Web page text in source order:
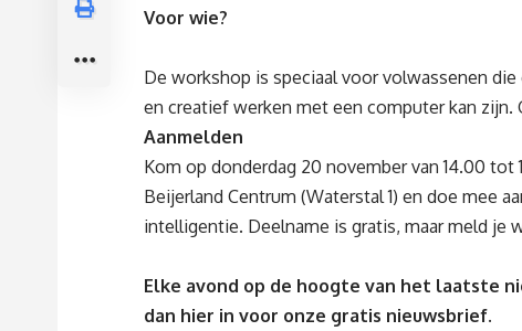
Voor wie?
De workshop is speciaal voor volwassenen
en creatief werken met een computer kan
Aanmelden
Kom op donderdag 20 november van 14.00
Beijerland Centrum (Waterstal 1) en doe mee
intelligentie. Deelname is gratis, maar meld je
Elke avond op de hoogte van het laatste
dan hier in voor onze gratis nieuwsbrief.